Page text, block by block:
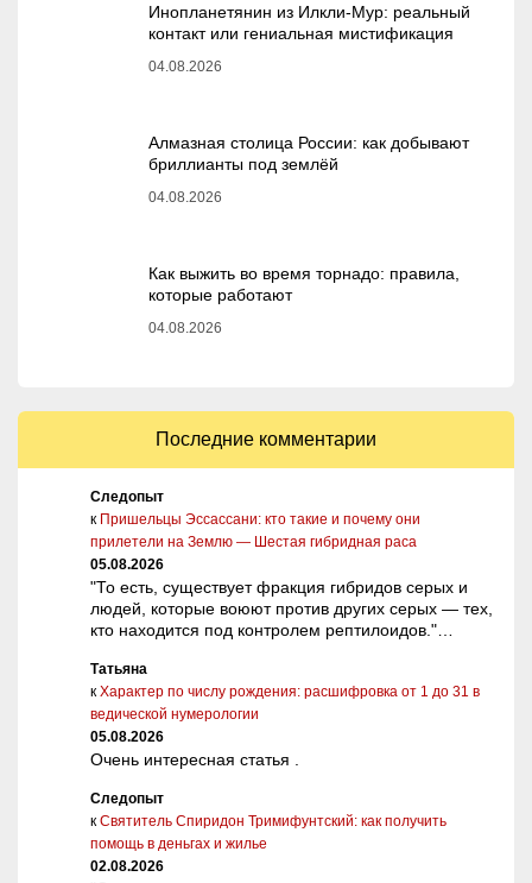
Инопланетянин из Илкли-Мур: реальный
контакт или гениальная мистификация
04.08.2026
Алмазная столица России: как добывают
бриллианты под землёй
04.08.2026
Как выжить во время торнадо: правила,
которые работают
04.08.2026
Последние комментарии
Следопыт
к Пришельцы Эссассани: кто такие и почему они
прилетели на Землю — Шестая гибридная раса
05.08.2026
"То есть, существует фракция гибридов серых и
людей, которые воюют против других серых — тех,
кто находится под контролем рептилоидов."…
Татьяна
к Характер по числу рождения: расшифровка от 1 до 31 в
ведической нумерологии
05.08.2026
Очень интересная статья .
Следопыт
к Святитель Спиридон Тримифунтский: как получить
помощь в деньгах и жилье
02.08.2026